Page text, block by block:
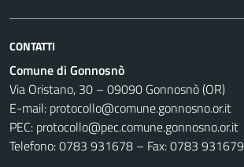
CONTATTI
Comune di Gonnosnò
Via Oristano, 30 – 09090 Gonnosnò (OR)
E-mail: protocollo@comune.gonnosno.or.it
PEC: protocollo@pec.comune.gonnosno.or.it
Telefono: 0783 931678 – Fax: 0783 931679